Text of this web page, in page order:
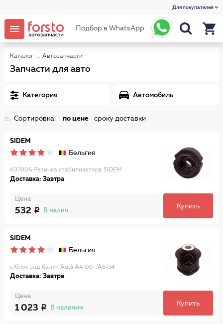
Для покупателей
Подбор в WhatsApp
Каталог → Автозапчасти
Запчасти для авто
Категория Автомобиль
Сортировка: по цене сроку доставки
SIDEM
Бельгия
837806 Резинка стабилизатора SIDEM
Доставка: Завтра
Цена
532 В наличии
Купить
SIDEM
Бельгия
с/блок зад.балки Audi A4 00-/A6 04-
Доставка: Завтра
Цена
1 023 В наличии
Купить